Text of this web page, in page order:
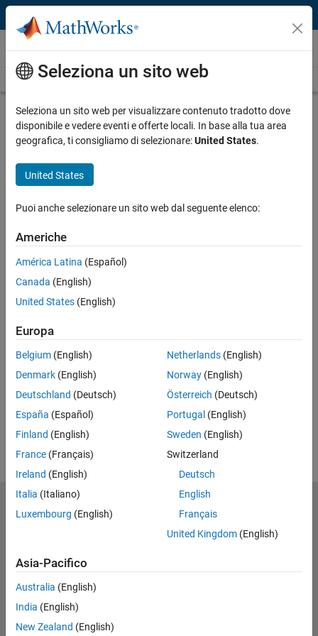
Vai al contenuto
Video
Videos Home Search
Play
Description
Model-Based Development and
Testing of Embedded Systems
Using CAN
Recorded: 20 Sep 2016
Related Resources
Feedback
UP NEXT
RELATED VIDEOS
View more related videos
Seleziona un sito web
Seleziona un sito web per visualizzare contenuto tradotto dove
disponibile e vedere eventi e offerte locali. In base alla tua area
geografica, ti consigliamo di selezionare:United States.
United States
Puoi anche selezionare un sito web dal seguente elenco:
Americhe
América Latina (Español)
Canada (English)
United States (English)
Europa
Belgium (English)
Denmark (English)
Deutschland (Deutsch)
España (Español)
Finland (English)
France (Français)
Ireland (English)
Italia (Italiano)
Luxembourg (English)
Netherlands(English)
Norway(English)
Österreich (Deutsch)
Portugal (English)
Sweden (English)
Switzerland
Deutsch
English
Français
United Kingdom(English)
Asia-Pacifico
Australia (English)
India (English)
New Zealand (English)
MathWorks
Accelerating the pace of engineering and science
Prova o Acquista
Scopri i nostri prodotti